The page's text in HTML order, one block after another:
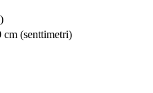
(senttimetri)